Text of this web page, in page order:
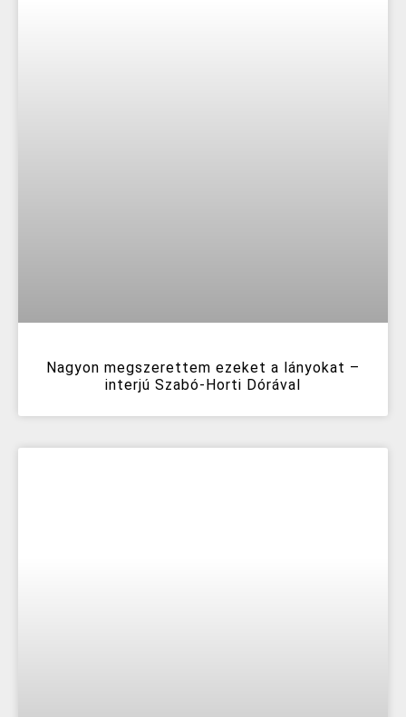
Nagyon megszerettem ezeket a lányokat –
interjú Szabó-Horti Dórával